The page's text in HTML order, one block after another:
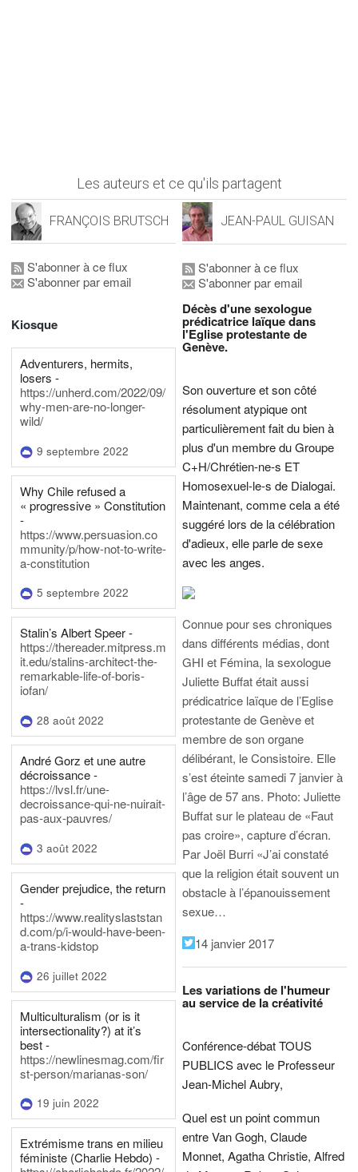
Les auteurs et ce qu'ils partagent
FRANÇOIS BRUTSCH
S'abonner à ce flux
S'abonner par email
Kiosque
Adventurers, hermits,
losers -
https://unherd.com/2022/09/
why-men-are-no-longer-
wild/
9 septembre 2022
Why Chile refused a
« progressive » Constitution
-
https://www.persuasion.co
mmunity/p/how-not-to-write-
a-constitution
5 septembre 2022
Stalin’s Albert Speer -
https://thereader.mitpress.m
it.edu/stalins-architect-the-
remarkable-life-of-boris-
iofan/
28 août 2022
André Gorz et une autre
décroissance -
https://lvsl.fr/une-
decroissance-qui-ne-nuirait-
pas-aux-pauvres/
3 août 2022
Gender prejudice, the return
-
https://www.realityslaststan
d.com/p/i-would-have-been-
a-trans-kidstop
26 juillet 2022
Multiculturalism (or is it
intersectionality?) at it’s
best -
https://newlinesmag.com/fir
st-person/marianas-son/
19 juin 2022
Extrémisme trans en milieu
féministe (Charlie Hebdo) -
JEAN-PAUL GUISAN
S'abonner à ce flux
S'abonner par email
Décès d'une sexologue
prédicatrice laïque dans
l'Eglise protestante de
Genève.
Son ouverture et son côté
résolument atypique ont
particulièrement fait du bien à
plus d'un membre du Groupe
C+H/Chrétien-ne-s ET
Homosexuel-le-s de Dialogai.
Maintenant, comme cela a été
suggéré lors de la célébration
d'adieux, elle parle de sexe
avec les anges.
Connue pour ses chroniques
dans différents médias, dont
GHI et Fémina, la sexologue
Juliette Buffat était aussi
prédicatrice laïque de l’Eglise
protestante de Genève et
membre de son organe
délibérant, le Consistoire. Elle
s’est éteinte samedi 7 janvier à
l’âge de 57 ans. Photo: Juliette
Buffat sur le plateau de «Faut
pas croire», capture d’écran.
Par Joël Burri «J’ai constaté
que la religion était souvent un
obstacle à l’épanouissement
sexue…
14 janvier 2017
Les variations de l'humeur
au service de la créativité
Conférence-débat TOUS
PUBLICS avec le Professeur
Jean-Michel Aubry,
Quel est un point commun
entre Van Gogh, Claude
Monnet, Agatha Christie, Alfred